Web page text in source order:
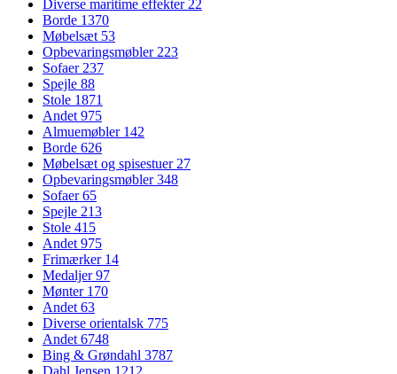
Diverse maritime effekter22
Borde 1370
Møbelsæt 53
Opbevaringsmøbler223
Sofaer237
Spejle 88
Stole 1871
Andet975
Almuemøbler 142
Borde 626
Møbelsæt og spisestuer27
Opbevaringsmøbler348
Sofaer65
Spejle 213
Stole 415
Andet975
Frimærker 14
Medaljer97
Mønter 170
Andet63
Diverse orientalsk 775
Andet6748
Bing & Grøndahl 3787